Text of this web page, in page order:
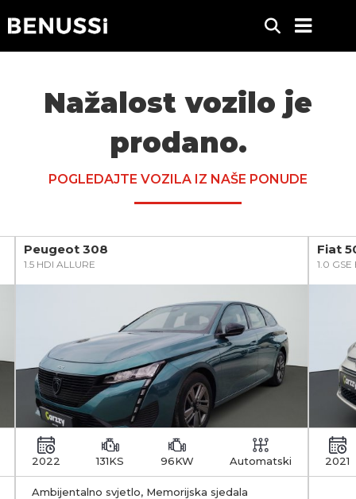
Nažalost vozilo je
prodano.
POGLEDAJTE VOZILA IZ NAŠE PONUDE
Peugeot 308
1.5 HDI ALLURE
2022 131KS 96KW Automatski
Ambijentalno svjetlo, Memorijska sjedala
Fiat
1.0
2021